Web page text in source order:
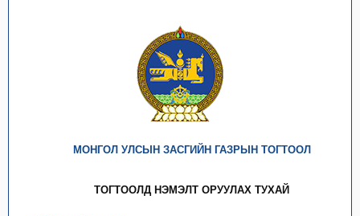
МОНГОЛ УЛСЫН ЗАСГИЙН ГАЗРЫН ТОГТООЛ
ТОГТООЛД НЭМЭЛТ ОРУУЛАХ ТУХАЙ